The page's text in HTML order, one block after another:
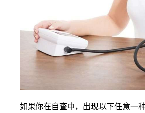
如果你在自查中，出现以下任意一